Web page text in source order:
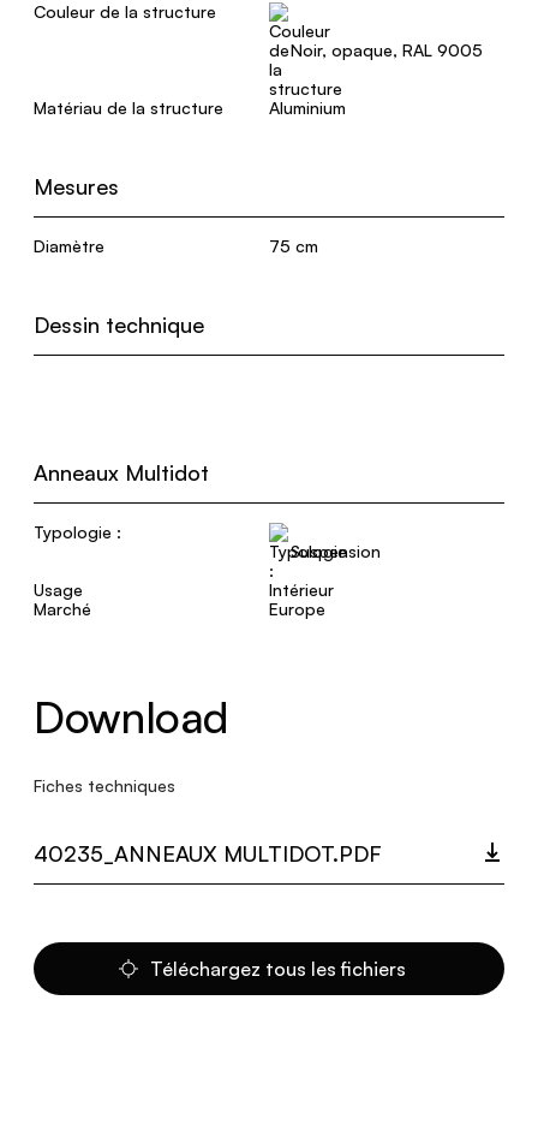
Couleur de la structure
Noir, opaque, RAL 9005
Matériau de la structure Aluminium
Mesures
Diamètre 75 cm
Dessin technique
Anneaux Multidot
Typologie :
Suspension
Usage
Intérieur
Marché
Europe
Download
Fiches techniques
40235_ANNEAUX MULTIDOT.PDF
Téléchargez tous les fichiers